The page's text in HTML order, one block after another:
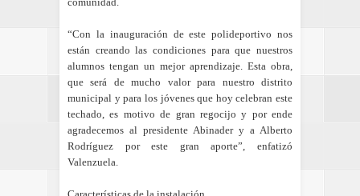
“Con la inauguración de este polideportivo nos
están creando las condiciones para que nuestros
alumnos tengan un mejor aprendizaje. Esta obra,
que será de mucho valor para nuestro distrito
municipal y para los jóvenes que hoy celebran este
techado, es motivo de gran regocijo y por ende
agradecemos al presidente Abinader y a Alberto
Rodríguez por este gran aporte”, enfatizó
Valenzuela.